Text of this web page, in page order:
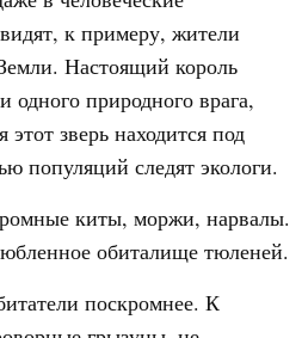
к примеру, жители
Настоящий король
природного врага,
зверь находится под
популяций следят экологи.
киты, моржи, нарвалы.
обиталище тюленей.
поскромнее. К